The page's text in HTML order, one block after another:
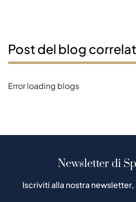
Post del blog
Error loading blogs
Newsletter di
Iscriviti alla nostra newsletter,